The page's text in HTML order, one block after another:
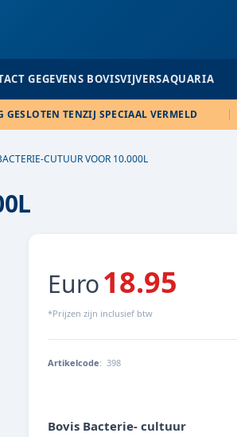
GEGEVENS BOVISVIJVERSAQUARIA
GESLOTEN TENZIJ SPECIAAL VERMELD
CUTUUR VOOR 10.000L
Euro18.95
*Prijzen zijn inclusief btw
Artikelcode: 398
Bovis Bacterie- cultuur